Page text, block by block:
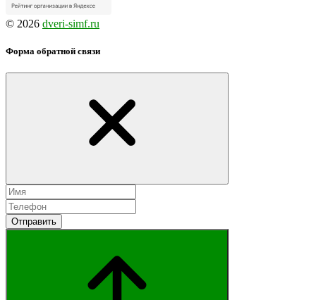
© 2026 dveri-simf.ru
Форма обратной связи